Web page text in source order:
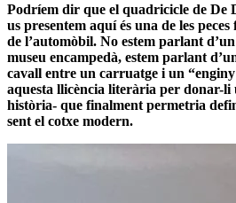
Podríem dir que el quadricicle de De
us presentem aquí és una de les
de l’automòbil. No estem parlant
museu encampedà, estem parlant
cavall entre un carruatge i un
aquesta llicència literària per donar-li
història- que finalment permetria
sent el cotxe modern.